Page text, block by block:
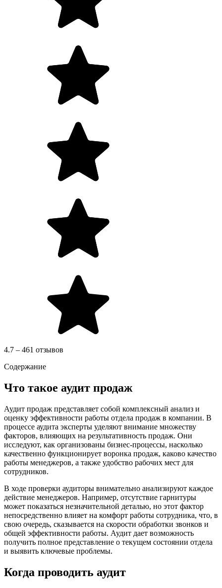
4.7 – 461 отзывов
Содержание
Что такое аудит продаж
Аудит продаж представляет собой комплексный анализ и
оценку эффективности работы отдела продаж в компании. В
процессе аудита эксперты уделяют внимание множеству
факторов, влияющих на результативность продаж. Они
исследуют, как организованы бизнес-процессы, насколько
качественно функционирует воронка продаж, каково качество
работы менеджеров, а также удобство рабочих мест для
сотрудников.
В ходе проверки аудиторы внимательно анализируют каждое
действие менеджеров. Например, отсутствие гарнитуры
может показаться незначительной деталью, но этот фактор
непосредственно влияет на комфорт работы сотрудника, что, в
свою очередь, сказывается на скорости обработки звонков и
общей эффективности работы. Аудит дает возможность
получить полное представление о текущем состоянии отдела
и выявить ключевые проблемы.
Когда проводить аудит